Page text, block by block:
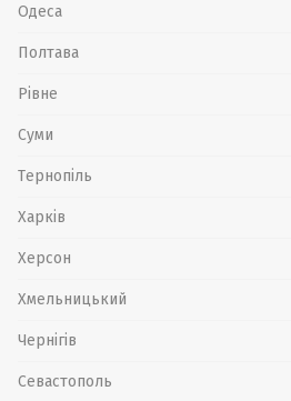
Одеса
Полтава
Рівне
Суми
Тернопіль
Харків
Херсон
Хмельницький
Чернігів
Севастополь